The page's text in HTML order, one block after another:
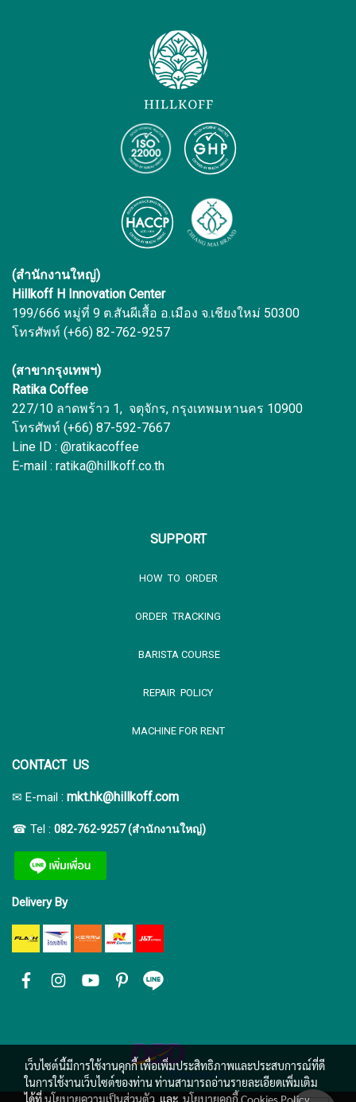
(สำนักงานใหญ่)
Hillkoff H Innovation Center
199/666 หมู่ที่ 9 ต.สันผีเสื้อ อ.เมือง จ.เชียงใหม่ 50300
โทรศัพท์ (+66) 82-762-9257
(สาขากรุงเทพฯ)
Ratika Coffee
227/10 ลาดพร้าว 1, จตุจักร, กรุงเทพมหานคร 10900
โทรศัพท์ (+66) 87-592-7667
Line ID : @ratikacoffee
E-mail : ratika@hillkoff.co.th
SUPPORT
HOW TO ORDER
ORDER TRACKING
BARISTA COURSE
REPAIR POLICY
MACHINE FOR RENT
CONTACT US
✉ E-mail : mkt.hk@hillkoff.com
☎ Tel : 082-762-9257 (สำนักงานใหญ่)
Delivery By
เว็บไซต์นี้มีการใช้งานคุกกี้ เพื่อเพิ่มประสิทธิภาพและประสบการณ์ที่ดี
ในการใช้งานเว็บไซต์ของท่าน ท่านสามารถอ่านรายละเอียดเพิ่มเติม
ได้ที่นโยบายความเป็นส่วนตัว และ นโยบายคุกกี้ Cookies Policy